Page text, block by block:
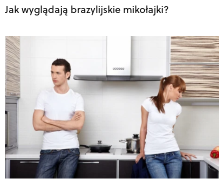
Jak wyglądają brazylijskie mikołajki?